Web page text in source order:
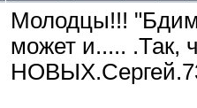
Молодцы!!!
может и..... .Так,